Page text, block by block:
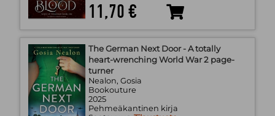
11,70 €
The German Next Door - A totally
heart-wrenching World War 2 page-
turner
Nealon, Gosia
Bookouture
2025
Pehmeäkantinen kirja